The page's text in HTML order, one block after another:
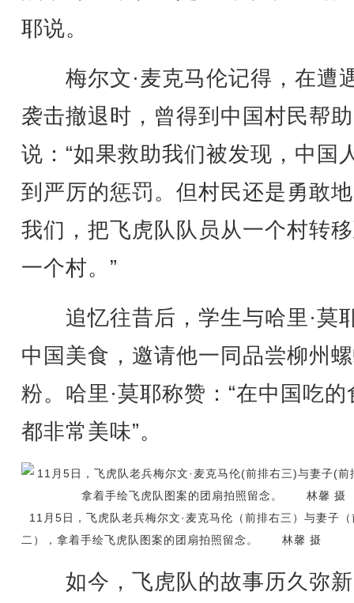
耶说。
梅尔文·麦克马伦记得，在遭
袭击撤退时，曾得到中国村民帮
说：“如果救助我们被发现，中国
到严厉的惩罚。但村民还是勇敢
我们，把飞虎队队员从一个村转
一个村。”
追忆往昔后，学生与哈里·莫
中国美食，邀请他一同品尝柳州
粉。哈里·莫耶称赞：“在中国吃的
都非常美味”。
11月5日，飞虎队老兵梅尔文·麦克马伦（前排右三）与妻子
二），拿着手绘飞虎队图案的团扇拍照留念。 林馨 摄
如今，飞虎队的故事历久弥